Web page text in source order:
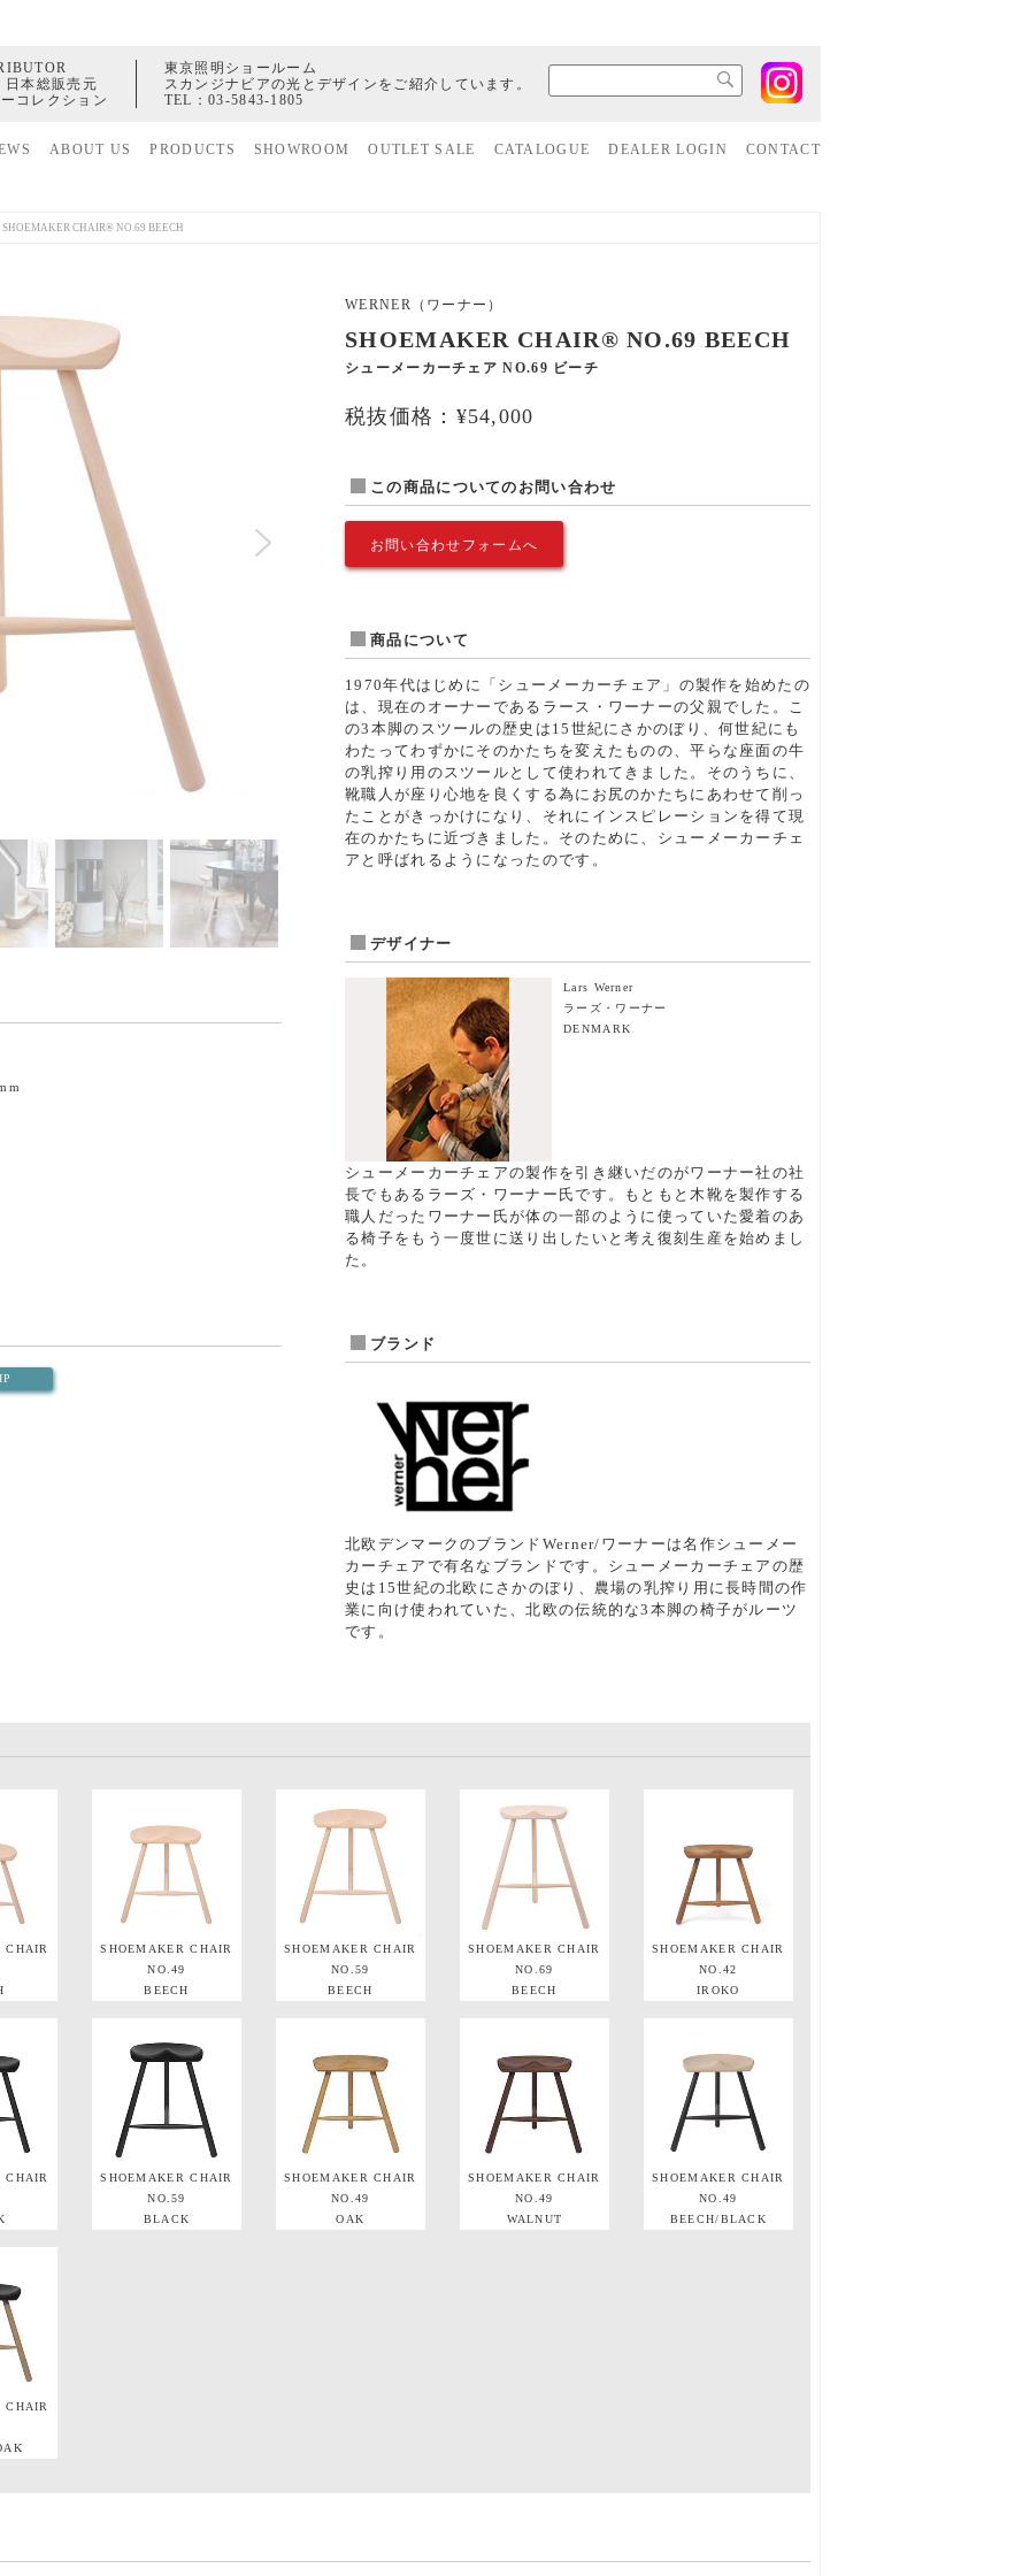
日本総販売元
コレクション
東京照明ショールーム
スカンジナビアの光とデザインをご紹介しています。
TEL：03-5843-1805
ABOUT US PRODUCTS SHOWROOM OUTLET SALE CATALOGUE DEALER LOGIN CONTACT
SHOEMAKER CHAIR® NO.69 BEECH
WERNER（ワーナー）
SHOEMAKER CHAIR® NO.69 BEECH
シューメーカーチェア NO.69 ビーチ
税抜価格：¥54,000
この商品についてのお問い合わせ
お問い合わせフォームへ
商品について
1970年代はじめに「シューメーカーチェア」の製作を始めたの
は、現在のオーナーであるラース・ワーナーの父親でした。こ
の3本脚のスツールの歴史は15世紀にさかのぼり、何世紀にも
わたってわずかにそのかたちを変えたものの、平らな座面の牛
の乳搾り用のスツールとして使われてきました。そのうちに、
靴職人が座り心地を良くする為にお尻のかたちにあわせて削っ
たことがきっかけになり、それにインスピレーションを得て現
在のかたちに近づきました。そのために、シューメーカーチェ
アと呼ばれるようになったのです。
デザイナー
Lars Werner
ラーズ・ワーナー
DENMARK
シューメーカーチェアの製作を引き継いだのがワーナー社の社
長でもあるラーズ・ワーナー氏です。もともと木靴を製作する
職人だったワーナー氏が体の一部のように使っていた愛着のあ
る椅子をもう一度世に送り出したいと考え復刻生産を始めまし
た。
ブランド
北欧デンマークのブランドWerner/ワーナーは名作シューメー
カーチェアで有名なブランドです。シューメーカーチェアの歴
史は15世紀の北欧にさかのぼり、農場の乳搾り用に長時間の作
業に向け使われていた、北欧の伝統的な3本脚の椅子がルーツ
です。
CHAIR
SHOEMAKER CHAIR
NO.49
BEECH
SHOEMAKER CHAIR
NO.59
BEECH
SHOEMAKER CHAIR
NO.69
BEECH
SHOEMAKER CHAIR
NO.42
IROKO
CHAIR
SHOEMAKER CHAIR
NO.59
BLACK
SHOEMAKER CHAIR
NO.49
OAK
SHOEMAKER CHAIR
NO.49
WALNUT
SHOEMAKER CHAIR
NO.49
BEECH/BLACK
CHAIR